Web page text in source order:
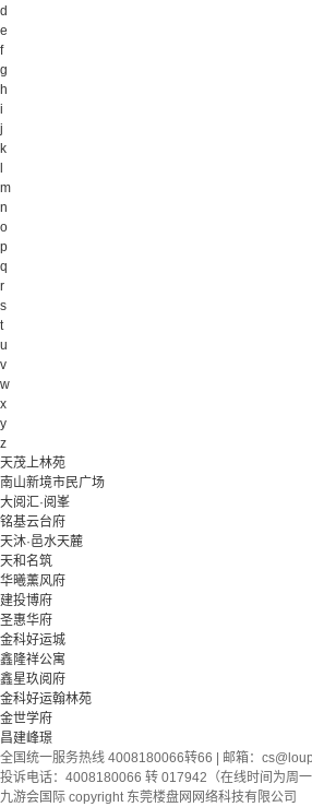
d
e
f
g
h
i
j
k
m
n
o
p
q
r
s
t
u
v
w
x
y
z
天茂上林苑
南山新境市民广场
大阅汇·阅峯
铭基云台府
天沐·邑水天麓
天和名筑
华曦薰风府
建投博府
圣惠华府
金科好运城
鑫隆祥公寓
鑫星玖阅府
金科好运翰林苑
金世学府
昌建峰璟
全国统一服务热线 4008180066转66 | 邮箱：
投诉电话：4008180066 转 017942（在线时间为周一
九游会国际 copyright 东莞楼盘网网络科技有限公司